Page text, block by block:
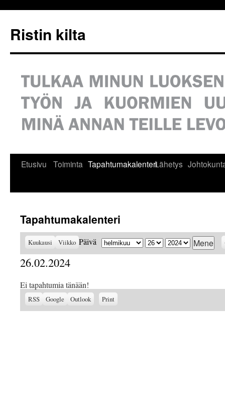
Ristin kilta
Etusivu Toiminta TapahtumakalenteriLähetys
Tapahtumakalenteri
Kuukausi Viikko Päivä Kuukausi PäiväVuosi
26.02.2024
Ei tapahtumia tänään!
RSS
Subscribe
Google
Subscribe
Outlook Print